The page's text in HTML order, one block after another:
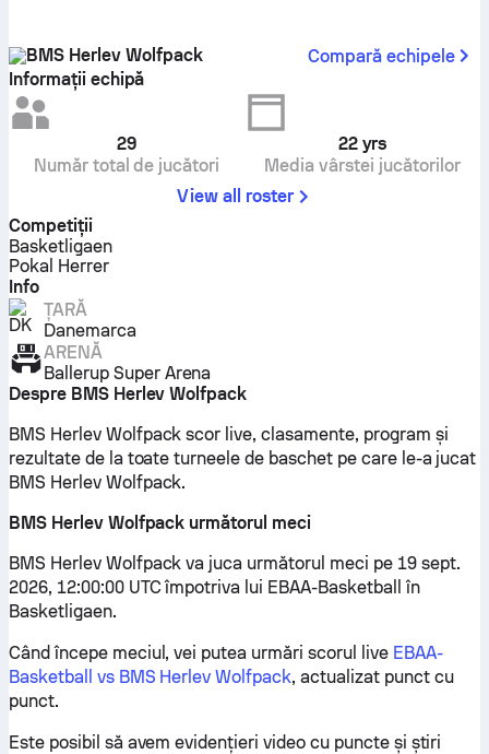
BMS Herlev Wolfpack
Compară echipele
Informații echipă
29
Număr total de jucători
22 yrs
Media vârstei jucătorilor
View all roster
Competiţii
Basketligaen
Pokal Herrer
Info
ȚARĂ
Danemarca
ARENĂ
Ballerup Super Arena
Despre BMS Herlev Wolfpack
BMS Herlev Wolfpack scor live, clasamente, program și
rezultate de la toate turneele de baschet pe care le-a jucat
BMS Herlev Wolfpack.
BMS Herlev Wolfpack următorul meci
BMS Herlev Wolfpack va juca următorul meci pe 19 sept.
2026, 12:00:00 UTC împotriva lui EBAA-Basketball în
Basketligaen.
Când începe meciul, vei putea urmări scorul live EBAA-
Basketball vs BMS Herlev Wolfpack, actualizat punct cu
punct.
Este posibil să avem evidențieri video cu puncte și știri